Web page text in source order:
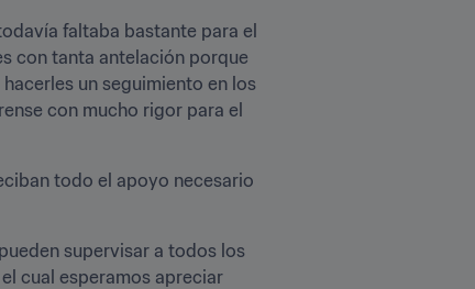
faltaba bastante para el
con tanta antelación porque
un seguimiento en los
con mucho rigor para el
todo el apoyo necesario
supervisar a todos los
cual esperamos apreciar